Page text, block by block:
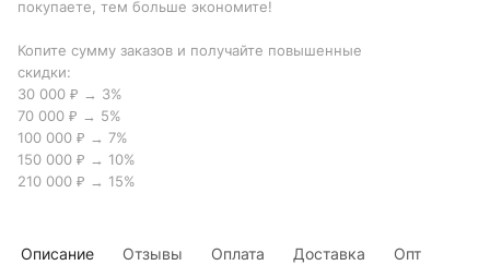
покупаете, тем больше экономите!
Копите сумму заказов и получайте повышенные
скидки:
30 000 ₽ → 3%
70 000 ₽ → 5%
100 000 ₽ → 7%
150 000 ₽ → 10%
210 000 ₽ → 15%
Описание Отзывы Оплата Доставка Опт